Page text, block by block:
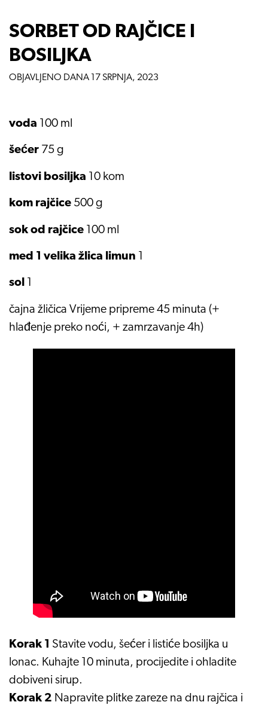
SORBET OD RAJČICE I
BOSILJKA
OBJAVLJENO DANA 17 SRPNJA, 2023
voda 100 ml
šećer 75 g
listovi bosiljka 10 kom
kom rajčice 500 g
sok od rajčice 100 ml
med 1 velika žlica limun 1
sol 1
čajna žličica Vrijeme pripreme 45 minuta (+
hlađenje preko noći, + zamrzavanje 4h)
Korak 1 Stavite vodu, šećer i listiće bosiljka u
lonac. Kuhajte 10 minuta, procijedite i ohladite
dobiveni sirup.
Korak 2 Napravite plitke zareze na dnu rajčica i